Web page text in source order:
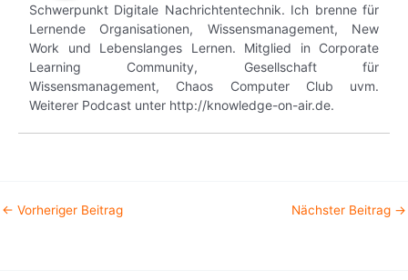
Schwerpunkt Digitale Nachrichtentechnik. Ich brenne für
Lernende Organisationen, Wissensmanagement, New
Work und Lebenslanges Lernen. Mitglied in Corporate
Learning Community, Gesellschaft für
Wissensmanagement, Chaos Computer Club uvm.
Weiterer Podcast unter http://knowledge-on-air.de.
← Vorheriger Beitrag Nächster Beitrag →